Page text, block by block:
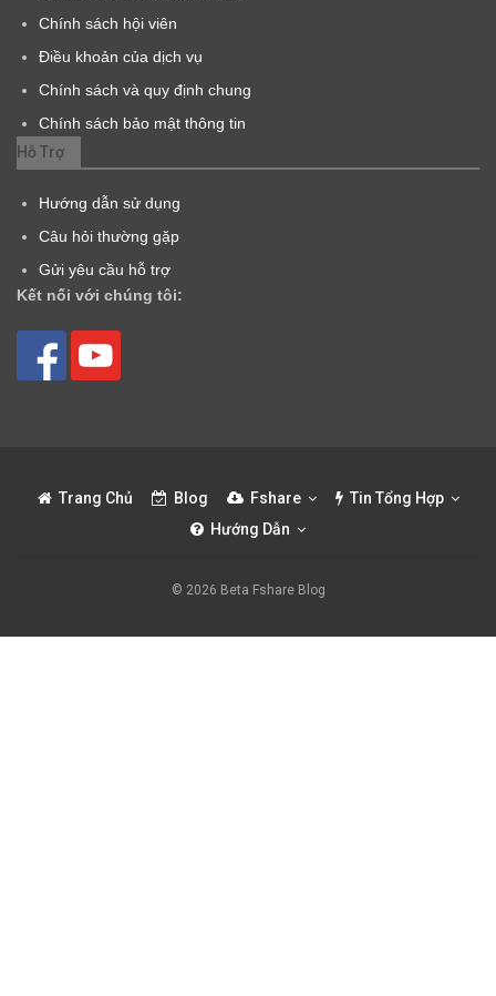
Chính sách hội viên
Điều khoản của dịch vụ
Chính sách và quy định chung
Chính sách bảo mật thông tin
Hỗ Trợ
Hướng dẫn sử dụng
Câu hỏi thường gặp
Gửi yêu cầu hỗ trợ
Kết nối với chúng tôi:
Trang Chủ Blog Fshare
Tin Tổng Hợp
Hướng Dẫn
© 2026 Beta Fshare Blog